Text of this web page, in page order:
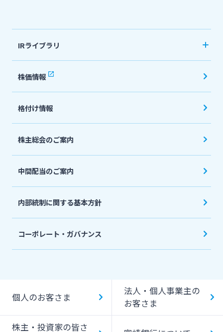
法人・個人事業主のお客さま
株主・投資家の皆さま
宮崎銀行について
ニュースリリース一覧
採用情報
お問い合わせ先一覧
IRライブラリ
決算短信
有価証券報告書・四半期報告書
IR関連ニュースリリース
会社説明会資料
投資家向け説明会資料
English
株価情報
格付け情報
株主総会のご案内
中間配当のご案内
内部統制に関する基本方針
コーポレート・ガバナンス
個人のお客さま
法人・個人事業主の
お客さま
株主・投資家の皆さ